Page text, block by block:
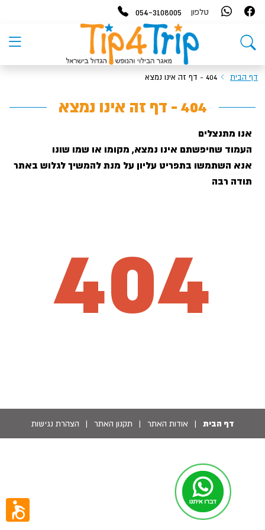
טלפון 054-3108005
דף הבית 404 - דף זה אינו נמצא
404 - דף זה אינו נמצא
אנו מתנצלים
העמוד שחיפשתם אינו נמצא, מקומו או שמו שונו
אנא השתמשו בתפריט עליון על מנת להמשיך לגלוש באתר
תודה רבה
404
דף הבית | אודות האתר | תקנון האתר | הצהרת נגישות